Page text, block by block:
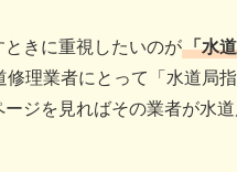
ときに重視したいのが「水
理業者にとって「水道局
ジを見ればその業者が水